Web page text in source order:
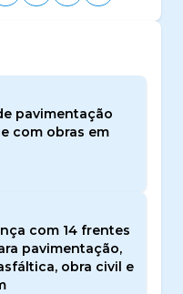
pavimentação
com obras em
com 14 frentes
pavimentação,
obra civil e